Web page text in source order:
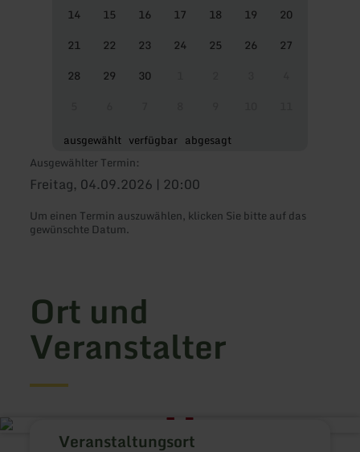
14
15 16 17 18 19
20
21
22 23 24 25 26
27
28
29 30
ausgewählt verfügbar abgesagt
Ausgewählter Termin:
Freitag, 04.09.2026 | 20:00
Um einen Termin auszuwählen, klicken Sie bitte auf das
gewünschte Datum.
Ort und
Veranstalter
Veranstaltungsort